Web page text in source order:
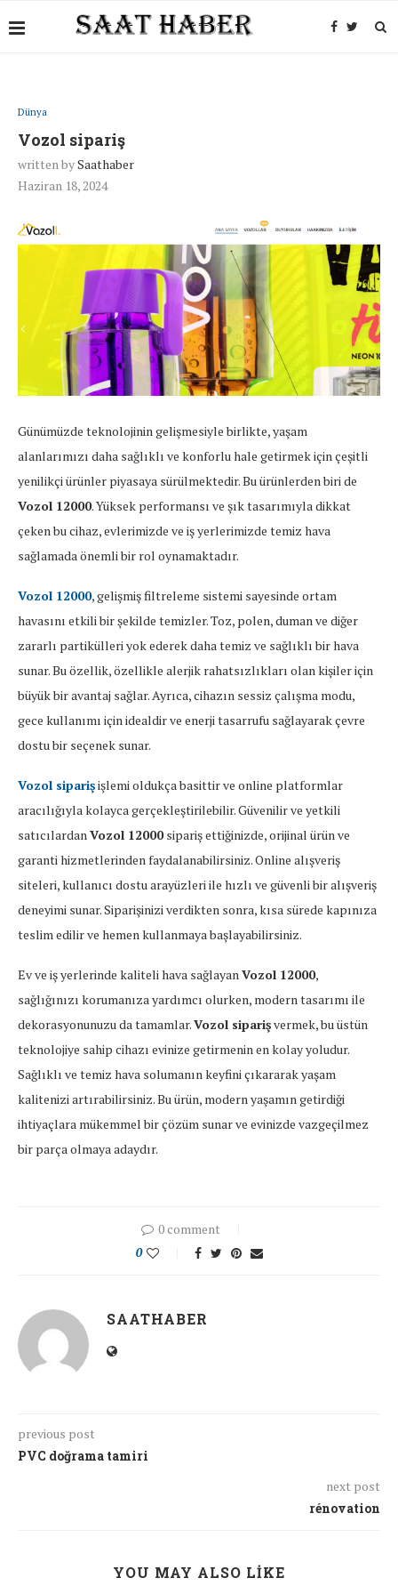
Dünya
Vozol sipariş
written bySaathaber
Haziran 18, 2024
Günümüzde teknolojinin gelişmesiyle birlikte, yaşam
alanlarımızı daha sağlıklı ve konforlu hale getirmek için çeşitli
yenilikçi ürünler piyasaya sürülmektedir. Bu ürünlerden biri de
Vozol 12000. Yüksek performansı ve şık tasarımıyla dikkat
çeken bu cihaz, evlerimizde ve iş yerlerimizde temiz hava
sağlamada önemli bir rol oynamaktadır.
Vozol 12000, gelişmiş filtreleme sistemi sayesinde ortam
havasını etkili bir şekilde temizler. Toz, polen, duman ve diğer
zararlı partikülleri yok ederek daha temiz ve sağlıklı bir hava
sunar. Bu özellik, özellikle alerjik rahatsızlıkları olan kişiler için
büyük bir avantaj sağlar. Ayrıca, cihazın sessiz çalışma modu,
gece kullanımı için idealdir ve enerji tasarrufu sağlayarak çevre
dostu bir seçenek sunar.
Vozol siparişişlemi oldukça basittir ve online platformlar
aracılığıyla kolayca gerçekleştirilebilir. Güvenilir ve yetkili
satıcılardanVozol 12000sipariş ettiğinizde, orijinal ürün ve
garanti hizmetlerinden faydalanabilirsiniz. Online alışveriş
siteleri, kullanıcı dostu arayüzleri ile hızlı ve güvenli bir alışveriş
deneyimi sunar. Siparişinizi verdikten sonra, kısa sürede kapınıza
teslim edilir ve hemen kullanmaya başlayabilirsiniz.
Ev ve iş yerlerinde kaliteli hava sağlayanVozol 12000,
sağlığınızı korumanıza yardımcı olurken, modern tasarımı ile
dekorasyonunuzu da tamamlar.Vozol siparişvermek, bu üstün
teknolojiye sahip cihazı evinize getirmenin en kolay yoludur.
Sağlıklı ve temiz hava solumanın keyfini çıkararak yaşam
kalitenizi artırabilirsiniz. Bu ürün, modern yaşamın getirdiği
ihtiyaçlara mükemmel bir çözüm sunar ve evinizde vazgeçilmez
bir parça olmaya adaydır.
0 comment
0
SAATHABER
previous post
PVC doğrama tamiri
next post
rénovation
YOU MAY ALSO LIKE